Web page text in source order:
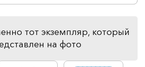
тот экземпляр, который
на фото